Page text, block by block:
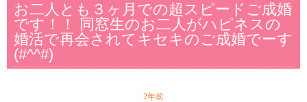
お二人とも３ヶ月での超スピードご成婚
です！！ 同窓生のお二人がハピネスの
婚活で再会されてキセキのご成婚でーす
(#^^#)
2年前